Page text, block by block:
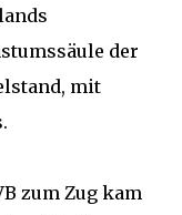
der
mit
zum Zug kam